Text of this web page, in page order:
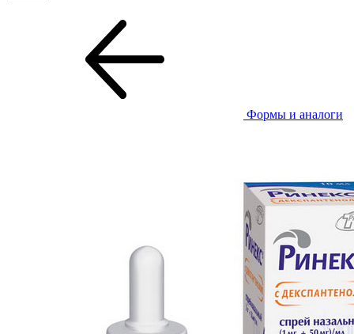
Формы и аналоги